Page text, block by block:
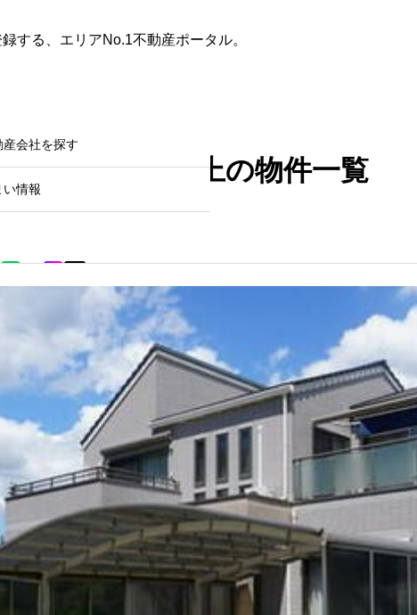
産会社を探す
い情報
する、エリアNo.1不動産ポータル。
に電
舎暮
田舎の築30年以上の一戸建て
は何年住める？寿命を延ばす
2階以上の物件一覧